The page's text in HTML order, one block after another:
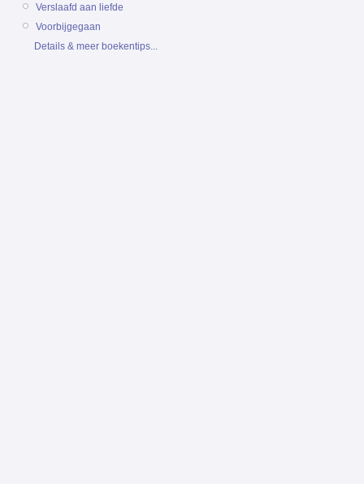
Verslaafd aan liefde
Voorbijgegaan
Details & meer boekentips...